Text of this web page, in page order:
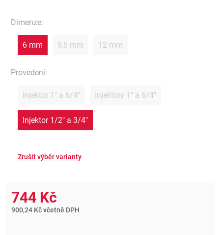
Dimenze:
6 mm 9,5 mm 12 mm
Provedení:
Injektor 1" a 6/4" Injektory 1" a 6/4"
Injektor 1/2" a 3/4"
744 Kč
900,24 Kč včetně DPH